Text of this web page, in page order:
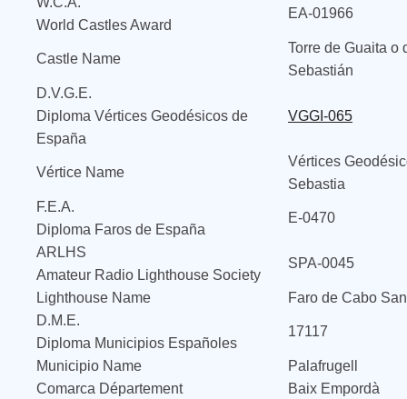
World Castles Award
EA-01966
Castle Name
Torre de Guaita o
Sebastián
D.V.G.E.
Diploma Vértices Geodésicos de
España
VGGI-065
Vértice Name
Vértices
Sebastia
F.E.A.
Diploma Faros de España
E-0470
ARLHS
Amateur Radio Lighthouse Society
SPA-0045
Lighthouse Name
Faro de Cabo
D.M.E.
Diploma Municipios Españoles
17117
Municipio Name
Palafrugell
Comarca Département
Baix Empordà